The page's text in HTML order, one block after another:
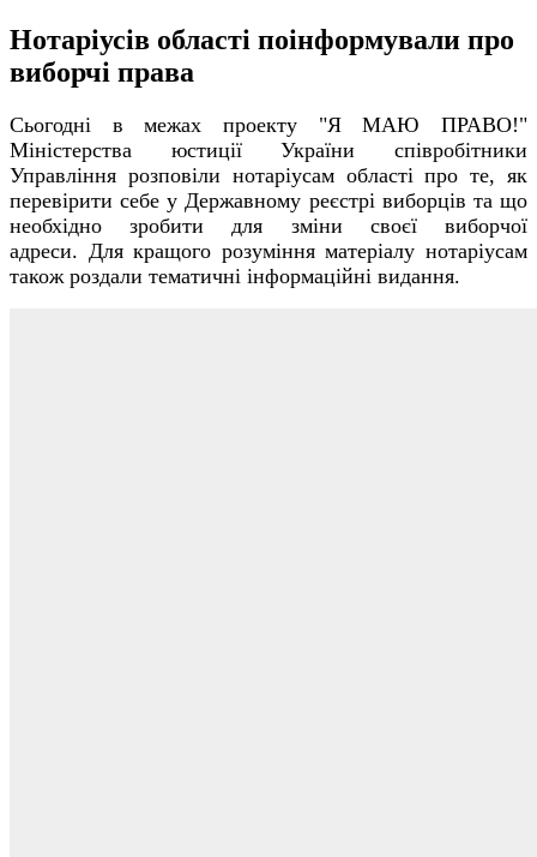
Нотаріусів області поінформували про
виборчі права
Сьогодні в межах проекту "Я МАЮ ПРАВО!"
Міністерства юстиції України співробітники
Управління розповіли нотаріусам області про те, як
перевірити себе у Державному реєстрі виборців та що
необхідно зробити для зміни своєї виборчої
адреси. Для кращого розуміння матеріалу нотаріусам
також роздали тематичні інформаційні видання.